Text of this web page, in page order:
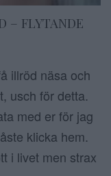
– FLYTANDE
illröd näsa och
usch för detta.
med er för jag
klicka hem.
i livet men strax